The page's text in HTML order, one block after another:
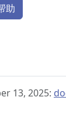
助
13, 2025: